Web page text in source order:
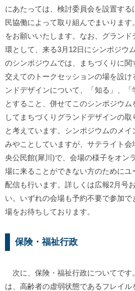
にあたっては、検討委員会を設置す
民協働によって取り組んでまいります
をお願いいたします。なお、グラン
環として、来る3月12日にシンポジウ
のシンポジウムでは、まちづくりに関
交えてのトークセッションの場を設け
ンドデザインについて、「知る」、
とすること、併せてこのシンポジウ
してまちづくりグランドデザインの
と考えています。シンポジウムのメイ
みやことしていますが、サテライト会
央公民館(犀川)で、会場の様子をオン
場に来ることができない方のために
配信も行います。詳しくは広報2月号
い。いずれの会場も予約不要で参加
場をお待ちしております。
保険・福祉行政
次に、保険・福祉行政についてです
は、高齢者の虚弱状態であるフレイ